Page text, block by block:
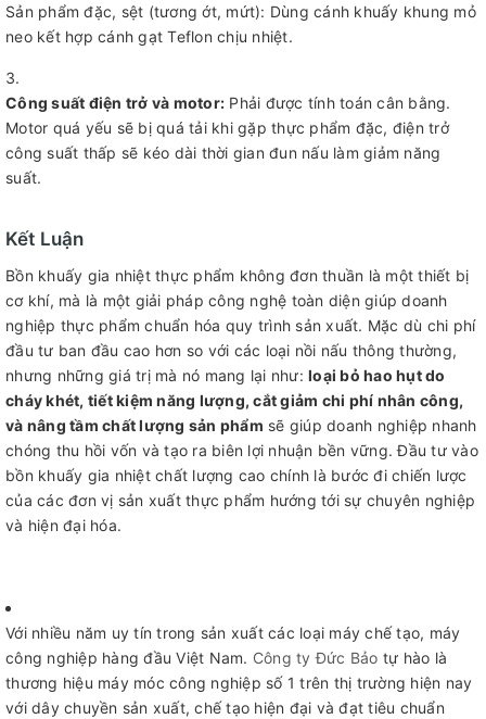
Sản phẩm đặc, sệt (tương ớt, mứt): Dùng cánh khuấy khung mỏ
neo kết hợp cánh gạt Teflon chịu nhiệt.
Công suất điện trở và motor: Phải được tính toán cân bằng.
Motor quá yếu sẽ bị quá tải khi gặp thực phẩm đặc, điện trở
công suất thấp sẽ kéo dài thời gian đun nấu làm giảm năng
suất.
Kết Luận
Bồn khuấy gia nhiệt thực phẩm không đơn thuần là một thiết bị
cơ khí, mà là một giải pháp công nghệ toàn diện giúp doanh
nghiệp thực phẩm chuẩn hóa quy trình sản xuất. Mặc dù chi phí
đầu tư ban đầu cao hơn so với các loại nồi nấu thông thường,
nhưng những giá trị mà nó mang lại như: loại bỏ hao hụt do
cháy khét, tiết kiệm năng lượng, cắt giảm chi phí nhân công,
và nâng tầm chất lượng sản phẩm sẽ giúp doanh nghiệp nhanh
chóng thu hồi vốn và tạo ra biên lợi nhuận bền vững. Đầu tư vào
bồn khuấy gia nhiệt chất lượng cao chính là bước đi chiến lược
của các đơn vị sản xuất thực phẩm hướng tới sự chuyên nghiệp
và hiện đại hóa.
Với nhiều năm uy tín trong sản xuất các loại máy chế tạo, máy
công nghiệp hàng đầu Việt Nam. Công ty Đức Bảo tự hào là
thương hiệu máy móc công nghiệp số 1 trên thị trường hiện nay
với dây chuyền sản xuất, chế tạo hiện đại và đạt tiêu chuẩn